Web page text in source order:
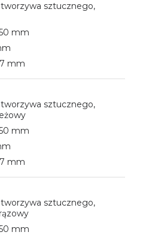
sztucznego,
mm
mm
sztucznego,
mm
mm
sztucznego,
mm